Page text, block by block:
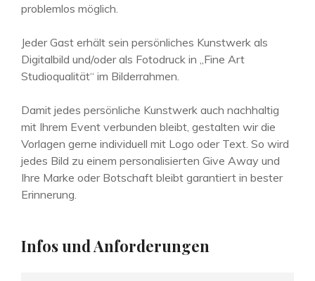
problemlos möglich.
Jeder Gast erhält sein persönliches Kunstwerk als
Digitalbild und/oder als Fotodruck in „Fine Art
Studioqualität“ im Bilderrahmen.
Damit jedes persönliche Kunstwerk auch nachhaltig
mit Ihrem Event verbunden bleibt, gestalten wir die
Vorlagen gerne individuell mit Logo oder Text. So wird
jedes Bild zu einem personalisierten Give Away und
Ihre Marke oder Botschaft bleibt garantiert in bester
Erinnerung.
Infos und Anforderungen